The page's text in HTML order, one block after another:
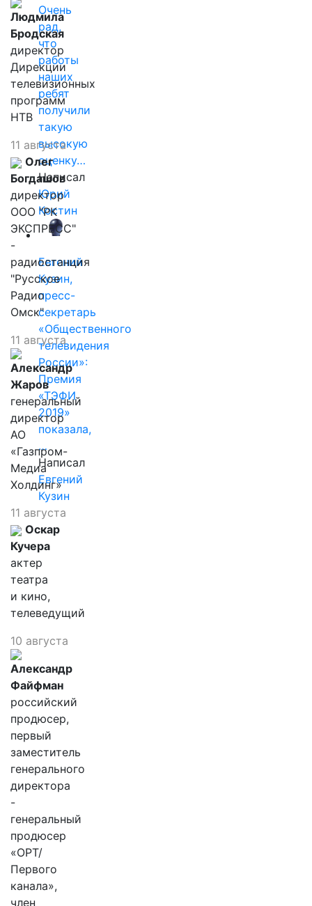
Очень
рад,
что
работы
наших
ребят
получили
такую
высокую
оценку…
Написал
Юрий
Костин
Евгений
Кузин,
пресс-
секретарь
«Общественного
телевидения
России»:
Премия
«ТЭФИ
2019»
показала,
…
Написал
Евгений
Кузин
Людмила
Бродская
директор
Дирекции
телевизионных
программ
НТВ
11 августа
Олег
Богдашов
директор
ООО "РК
ЭКСПРЕСС"
-
радиостанция
"Русское
Радио
Омск"
11 августа
Александр
Жаров
генеральный
директор
АО
«Газпром-
Медиа
Холдинг»
11 августа
Оскар
Кучера
актер
театра
и кино,
телеведущий
10 августа
Александр
Файфман
российский
продюсер,
первый
заместитель
генерального
директора
-
генеральный
продюсер
«ОРТ/
Первого
канала»,
член